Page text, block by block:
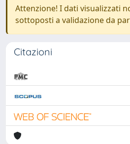
Attenzione! I dati visualizzati
sottoposti a validazione da
Citazioni